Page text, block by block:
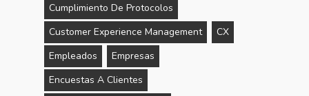
Cumplimiento De Protocolos
Customer Experience Management
CX
Empleados
Empresas
Encuestas A Clientes